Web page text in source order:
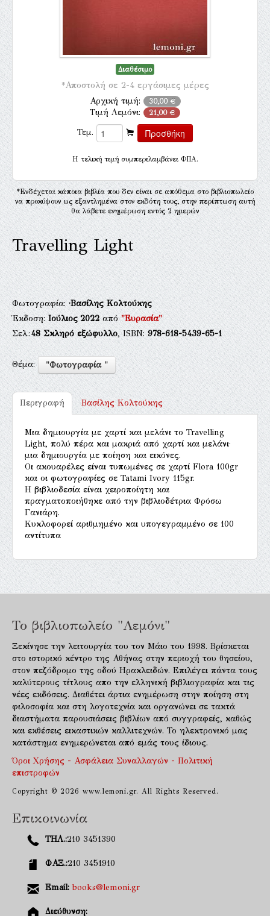
Διαθέσιμο
*Αποστολή σε 2-4 εργάσιμες μέρες
Αρχική τιμή: 30,00 €
Τιμή Λεμόνι: 21,00 €
Τεμ.
H τελική τιμή συμπεριλαμβάνει ΦΠΑ.
*Ενδέχεται κάποια βιβλία που δεν είναι σε απόθεμα στο βιβλιοπωλείο
να προκύψουν ως εξαντλημένα στον εκδότη τους, στην περίπτωση αυτή
θα λάβετε ενημέρωση εντός 2 ημερών
Travelling Light
Φωτογραφία:·Βασίλης Κολτούκης
Έκδοση:Ιούλιος 2022από"Ευρασία"
Σελ.:48 Σκληρό εξώφυλλο, ISBN:978-618-5439-65-1
Θέμα: "Φωτογραφία "
Περιγραφή Βασίλης Κολτούκης
Μια δημιουργία με χαρτί και μελάνι το Travelling
Light, πολύ πέρα και μακριά από χαρτί και μελάνι·
μια δημιουργία με ποίηση και εικόνες.
Οι ακουαρέλες είναι τυπωμένες σε χαρτί Flora 100gr
και οι φωτογραφίες σε Tatami Ivory 115gr.
Η βιβλιοδεσία είναι χειροποίητη και
πραγματοποιήθηκε από την βιβλιοδέτρια Φρόσω
Γανιάρη.
Κυκλοφορεί αριθμημένο και υπογεγραμμένο σε 100
αντίτυπα
Το βιβλιοπωλείο "Λεμόνι"
Ξεκίνησε την λειτουργία του τον Μάιο του 1998. Βρίσκεται
στο ιστορικό κέντρο της Αθήνας στην περιοχή του θησείου,
στον πεζόδρομο της οδού Ηρακλειδών. Επιλέγει πάντα τους
καλύτερους τίτλους απο την ελληνική βιβλιογραφία και τις
νέες εκδόσεις. Διαθέτει άρτια ενημέρωση στην ποίηση στη
φιλοσοφία και στη λογοτεχνία και οργανώνει σε τακτά
διαστήματα παρουσιάσεις βιβλίων από συγγραφείς, καθώς
και εκθέσεις εικαστικών καλλιτεχνών. Το ηλεκτρονικό μας
κατάστημα ενημερώνεται από εμάς τους ίδιους.
Όροι Χρήσης - Ασφάλεια Συναλλαγών - Πολιτική
επιστροφών
Copyright © 2026 www.lemoni.gr. All Rights Reserved.
Επικοινωνία
ΤΗΛ.:210 3451390
ΦΑΞ.:210 3451910
Email: books@lemoni.gr
Διεύθυνση: